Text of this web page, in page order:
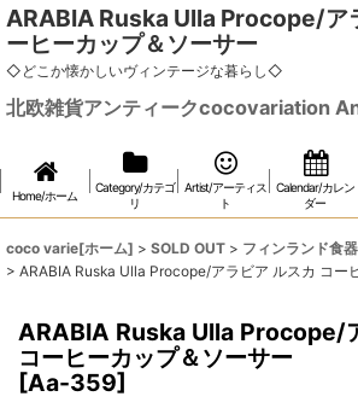
ARABIA Ruska Ulla Procope/ア
ーヒーカップ＆ソーサー
◇どこか懐かしいヴィンテージな暮らし◇
北欧雑貨アンティークcocovariation
Home/ホーム
Category/カテゴ
リ
Artist/アーティス
ト
Calendar/カレン
ダー
coco varie[ホーム] > SOLD OUT > フィンランド食器
> ARABIA Ruska Ulla Procope/アラビア ルスカ コー
ARABIA Ruska Ulla Procope/
コーヒーカップ＆ソーサー
[Aa-359]